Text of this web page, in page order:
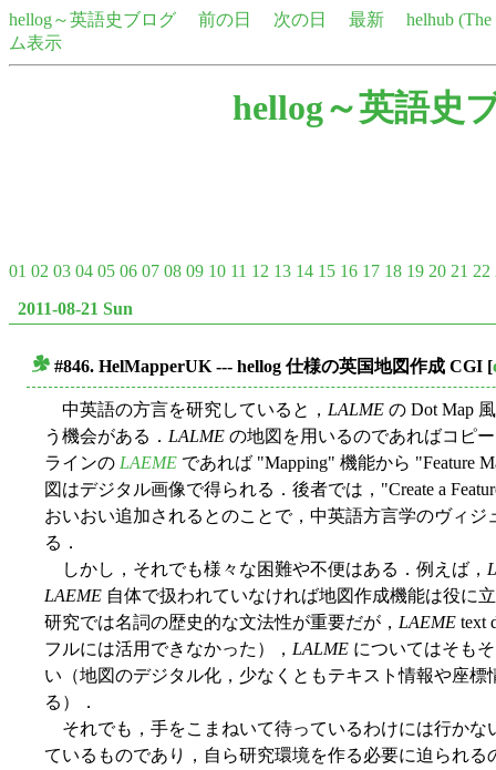
hellog～英語史ブログ 前の日 次の日 最新
helhub
ム表示
hellog～英語史
01 02 03 04 05 06 07 08 09 10 11 12 13 14 15 16 17 18 19 20 21 22
2011-08-21 Sun
#846. HelMapperUK --- hellog 仕様の英国地図作成 CGI [
中英語の方言を研究していると， LALME の Dot Map
う機会がある． LALME の地図を用いるのであればコピ
ラインの LAEME であれば "Mapping" 機能から "Feature
図はデジタル画像で得られる．後者では，"Create a
おいおい追加されるとのことで，中英語方言学のヴィ
る．
しかし，それでも様々な困難や不便はある．例えば，
LAEME 自体で扱われていなければ地図作成機能は役に
研究では名詞の歴史的な文法性が重要だが， LAEME text
フルには活用できなかった）， LALME についてはそも
い（地図のデジタル化，少なくともテキスト情報や座
る）．
それでも，手をこまねいて待っているわけには行かな
ているものであり，自ら研究環境を作る必要に迫られ